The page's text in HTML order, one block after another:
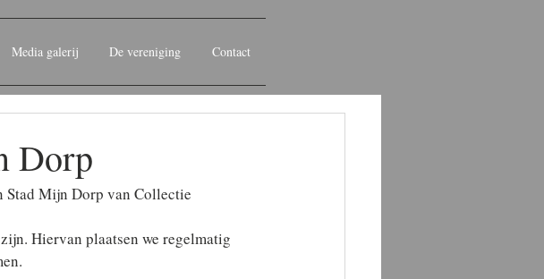
Media galerij De vereniging Contact
Dorp
Stad Mijn Dorp van Collectie
Hiervan plaatsen we regelmatig